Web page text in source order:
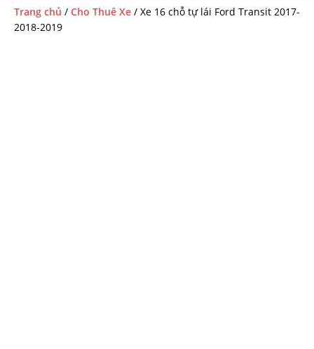
Trang chủ / Cho Thuê Xe / Xe 16 chỗ tự lái Ford Transit 2017-
2018-2019